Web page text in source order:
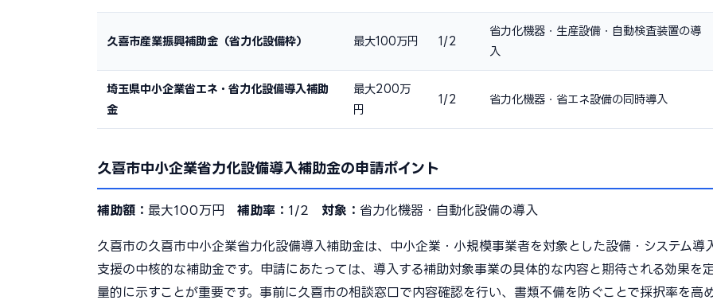
久喜市産業振興補助金（省力化設備枠） 最大100万円 1/2
省力化機器・生産設備・自動検査装置の導
入
埼玉県中小企業省エネ・省力化設備導入補助
金
最大200万
円
1/2 省力化機器・省エネ設備の同時導入
久喜市中小企業省力化設備導入補助金の申請ポイント
補助額： 最大100万円 補助率： 1/2 対象： 省力化機器・自動化設備の導入
久喜市の久喜市中小企業省力化設備導入補助金は、中小企業・小規模事業者を対象とした設備・システム導
支援の中核的な補助金です。申請にあたっては、導入する補助対象事業の具体的な内容と期待される効果を
量的に示すことが重要です。事前に久喜市の相談窓口で内容確認を行い、書類不備を防ぐことで採択率を高